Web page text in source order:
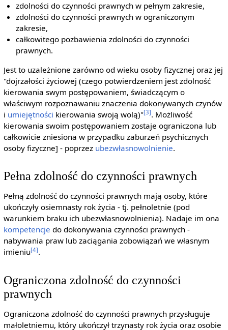
zdolności do czynności prawnych w pełnym zakresie,
zdolności do czynności prawnych w ograniczonym
zakresie,
całkowitego pozbawienia zdolności do czynności
prawnych.
Jest to uzależnione zarówno od wieku osoby fizycznej oraz jej
"dojrzałości życiowej (czego potwierdzeniem jest zdolność
kierowania swym postępowaniem, świadczącym o
właściwym rozpoznawaniu znaczenia dokonywanych czynów
i umiejętności kierowania swoją wolą)"[3]. Możliwość
kierowania swoim postępowaniem zostaje ograniczona lub
całkowicie zniesiona w przypadku zaburzeń psychicznych
osoby fizyczne] - poprzez ubezwłasnowolnienie.
Pełna zdolność do czynności prawnych
Pełną zdolność do czynności prawnych mają osoby, które
ukończyły osiemnasty rok życia - tj. pełnoletnie (pod
warunkiem braku ich ubezwłasnowolnienia). Nadaje im ona
kompetencje do dokonywania czynności prawnych -
nabywania praw lub zaciągania zobowiązań we własnym
imieniu[4].
Ograniczona zdolność do czynności
prawnych
Ograniczona zdolność do czynności prawnych przysługuje
małoletniemu, który ukończył trzynasty rok życia oraz osobie